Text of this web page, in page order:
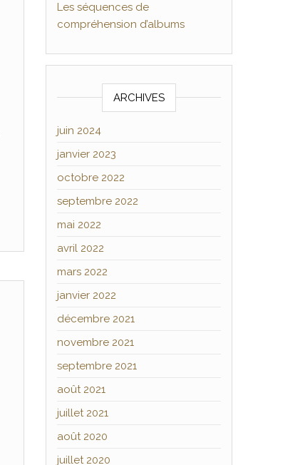
Les séquences de
compréhension d’albums
ARCHIVES
juin 2024
janvier 2023
octobre 2022
septembre 2022
mai 2022
avril 2022
mars 2022
janvier 2022
décembre 2021
novembre 2021
septembre 2021
août 2021
juillet 2021
août 2020
juillet 2020